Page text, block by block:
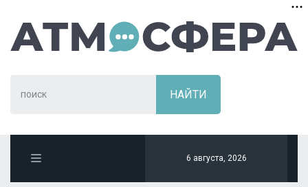
6 августа, 2026